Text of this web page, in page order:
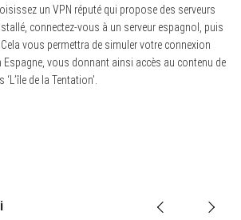
un VPN réputé qui propose des serveurs
connectez-vous à un serveur espagnol, puis
vous permettra de simuler votre connexion
Espagne, vous donnant ainsi accès au contenu de
de la Tentation’.